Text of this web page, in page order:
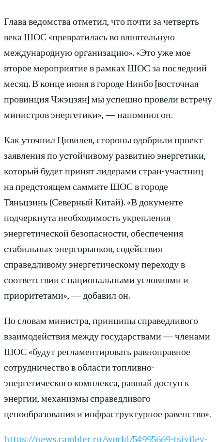
Глава ведомства отметил, что почти за четверть
века ШОС «превратилась во влиятельную
международную организацию». «Это уже мое
второе мероприятие в рамках ШОС за последний
месяц. В конце июня в городе Нинбо [восточная
провинция Чжэцзян] мы успешно провели встречу
министров энергетики», — напомнил он.
Как уточнил Цивилев, стороны одобрили проект
заявления по устойчивому развитию энергетики,
который будет принят лидерами стран-участниц
на предстоящем саммите ШОС в городе
Тяньцзинь (Северный Китай). «В документе
подчеркнута необходимость укрепления
энергетической безопасности, обеспечения
стабильных энергорынков, содействия
справедливому энергетическому переходу в
соответствии с национальными условиями и
приоритетами», — добавил он.
По словам министра, принципы справедливого
взаимодействия между государствами — членами
ШОС «будут регламентировать равноправное
сотрудничество в области топливно-
энергетического комплекса, равный доступ к
энергии, механизмы справедливого
ценообразования и инфраструктурное равенство».
https://news.rambler.ru/world/54995669-tsivilev-